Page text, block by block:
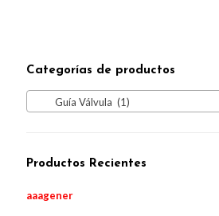
Categorías de productos
Guía Válvula (1)
Productos Recientes
aaagener